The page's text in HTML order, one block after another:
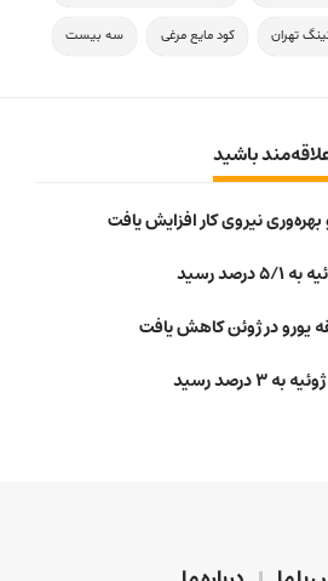
تهران کود مایع مرغی سه بیست
باشید
و بهره‌وری نیروی کار افزایش یافت
رسید
در ژوئن کاهش یافت
رسید